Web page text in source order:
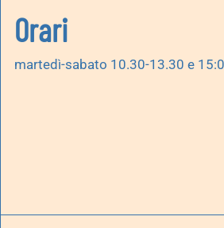
Orari
martedì-sabato 10.30-13.30 e